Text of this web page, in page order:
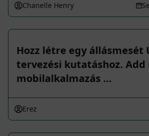
Chanelle Henry
Hozz létre egy állásmesét
tervezési kutatáshoz. Add
mobilalkalmazás …
Erez